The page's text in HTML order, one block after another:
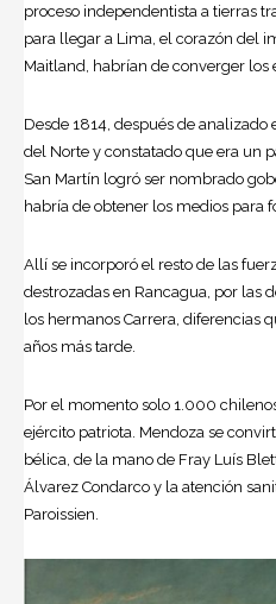
proceso independentista a tierras
para llegar a Lima, el corazón del
Maitland, habrían de converger los
Desde 1814, después de analizado
del Norte y constatado que era un
San Martín logró ser nombrado
habría de obtener los medios para
Allí se incorporó el resto de las
destrozadas en Rancagua, por las
los hermanos Carrera, diferencias
años más tarde.
Por el momento solo 1.000
ejército patriota. Mendoza se
bélica, de la mano de Fray Luís
Álvarez Condarco y la atención
Paroissien.